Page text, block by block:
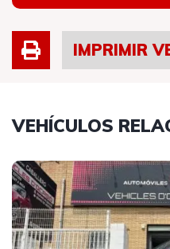
IMPRIMIR
VEHÍCULOS